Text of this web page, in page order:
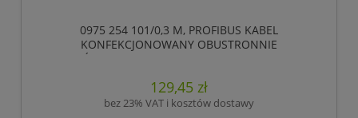
0975 254 101/0,3 M, PROFIBUS KABEL
KONFEKCJONOWANY OBUSTRONNIE
ZAKOŃCZONY, ZŁĄCZE MĘSKIE M12 DO ZŁĄCZE
LUMBERG AUTOMATION
129,45 zł
bez 23% VAT i kosztów dostawy